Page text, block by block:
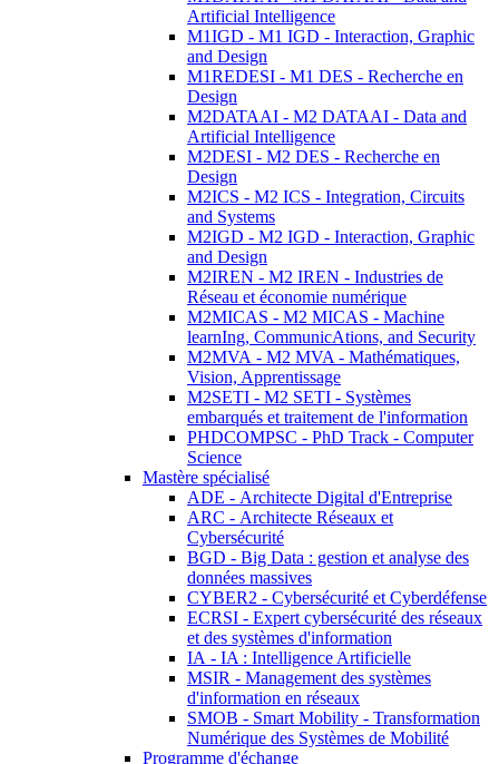
Artificial Intelligence
M1IGD - M1 IGD - Interaction, Graphic
and Design
M1REDESI - M1 DES - Recherche en
Design
M2DATAAI - M2 DATAAI - Data and
Artificial Intelligence
M2DESI - M2 DES - Recherche en
Design
M2ICS - M2 ICS - Integration, Circuits
and Systems
M2IGD - M2 IGD - Interaction, Graphic
and Design
M2IREN - M2 IREN - Industries de
Réseau et économie numérique
M2MICAS - M2 MICAS - Machine
learnIng, CommunicAtions, and Security
M2MVA - M2 MVA - Mathématiques,
Vision, Apprentissage
M2SETI - M2 SETI - Systèmes
embarqués et traitement de l'information
PHDCOMPSC - PhD Track - Computer
Science
Mastère spécialisé
ADE - Architecte Digital d'Entreprise
ARC - Architecte Réseaux et
Cybersécurité
BGD - Big Data : gestion et analyse des
données massives
CYBER2 - Cybersécurité et Cyberdéfense
ECRSI - Expert cybersécurité des réseaux
et des systèmes d'information
IA - IA : Intelligence Artificielle
MSIR - Management des systèmes
d'information en réseaux
SMOB - Smart Mobility - Transformation
Numérique des Systèmes de Mobilité
Programme d'échange